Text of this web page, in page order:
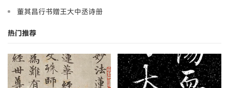
董其昌行书赠王大中丞诗册
热门推荐